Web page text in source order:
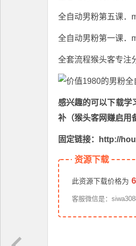
全自动男粉第五课．
全自动男粉第一课．
全套流程猴头客专注
感兴趣的可以下载学
补（猴头客网赚启用
固定链接：http://
资源下载
此资源下载价格为 6